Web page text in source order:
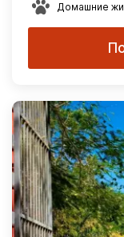
Домашние